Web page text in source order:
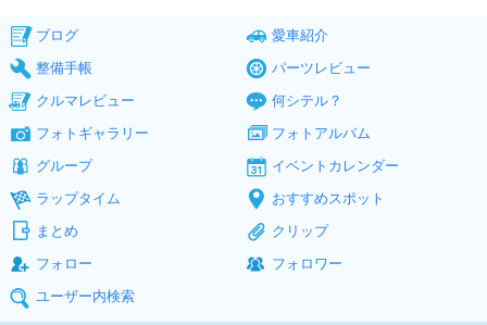
ブログ
愛車紹介
整備手帳
パーツレビュー
クルマレビュー
何シテル？
フォトギャラリー
フォトアルバム
グループ
イベントカレンダー
ラップタイム
おすすめスポット
まとめ
クリップ
フォロー
フォロワー
ユーザー内検索